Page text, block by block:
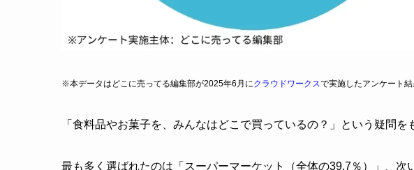
※本データはどこに売ってる編集部が2025年6月にクラウドワークスで実施したアンケート
「食料品やお菓子を、みんなはどこで買っているの？」という疑問を
最も多く選ばれたのは「スーパーマーケット（全体の39.7％）」、次